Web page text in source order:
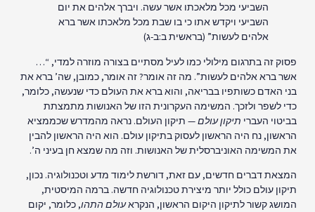
השביעי מכל מלאכתו אשר עשה. ויברך אלהים את יום
השביעי ויקדש אתו כי בו שבת מכל מלאכתו אשר ברא
אלהים לעשות” (בראשית ב:ב-ג)
פסוק זה בתרגום מילולי כמו לעיל מסתיים בצורה מוזרה למדי, “…
אשר ברא אלהים לעשות”. מה זה אומר? זה אומר, כמובן, שה’ ברא את
בני האדם כשותפיו בבריאה, והוא ברא את העולם כדי שנעשה, כלומר,
כדי לשפר ולזכך. המשימה העקרונית הזו של האנושות מתמצתת
בביטוי העברי תיקון עולם— תיקון העולם. נראה מהמדרש שכממציא
הראשון, נח היה הראשון לעסוק בתיקון עולם. הוא היה הראשון להבין
את המשימה האוניברסלית של האנושות. וזה מה שמצא חן בעיני ה’.
המצאת דברים חדשים, עם זאת, דורשת לימוד מדע וטכנולוגיה. נכון,
תיקון עולם כולל יותר מיצירת טכנולוגיה חדשה. ברמה המיסטית,
המושג קשור לתיקון היקום הראשון, הנקראעולם התהו, כלומר, יקום